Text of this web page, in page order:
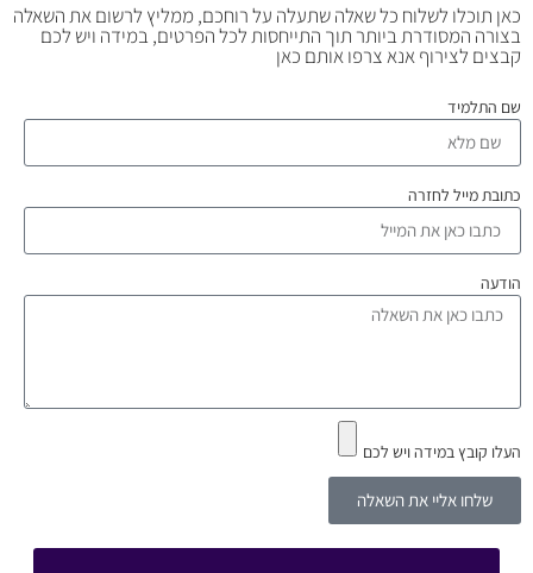
כאן תוכלו לשלוח כל שאלה שתעלה על רוחכם, ממליץ לרשום את השאלה
בצורה המסודרת ביותר תוך התייחסות לכל הפרטים, במידה ויש לכם
קבצים לצירוף אנא צרפו אותם כאן
שם התלמיד
כתובת מייל לחזרה
הודעה
העלו קובץ במידה ויש לכם
שלחו אליי את השאלה